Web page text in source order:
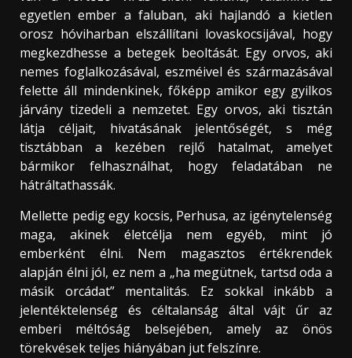
egyetlen ember a faluban, aki hajlandó a kietlen
orosz hóviharban elszállítani lovaskocsijával, hogy
megkezdhesse a betegek beoltását. Egy orvos, aki
nemes foglalkozásával, eszméivel és származásával
felette áll mindenkinek, főképp amikor egy gyilkos
járvány tizedeli a nemzetet. Egy orvos, aki tisztán
látja céljait, hivatásának jelentőségét, s még
tisztábban a kezében rejlő hatalmat, amelyet
bármikor felhasználhat, hogy feladatában ne
hátráltathassák.
Mellette pedig egy kocsis, Perhusa, az igénytelenség
maga, akinek életcélja nem egyéb, mint jó
emberként élni. Nem magasztos értékrendek
alapján élni jól, ez nem a „ha megütnek, tartsd oda a
másik orcádat” mentalitás. Ez sokkal inkább a
jelentéktelenség és céltalanság által vájt űr az
emberi méltóság belsejében, amely az önös
törekvések teljes hiányában jut felszínre.